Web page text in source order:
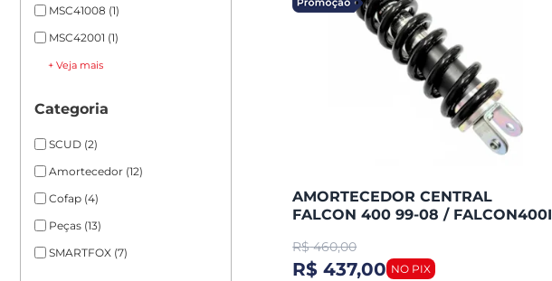
MSC41008 (1)
MSC42001 (1)
+ Veja mais
Categoria
SCUD (2)
Amortecedor (12)
Cofap (4)
Peças (13)
SMARTFOX (7)
AMORTECEDOR CENTRAL
FALCON 400 99-08 / FALCON400I
99 SMARTFOX
R$ 460,00
R$ 437,00